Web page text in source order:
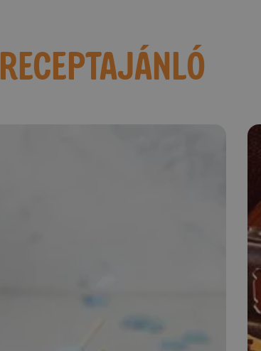
RECEPTAJÁNLÓ